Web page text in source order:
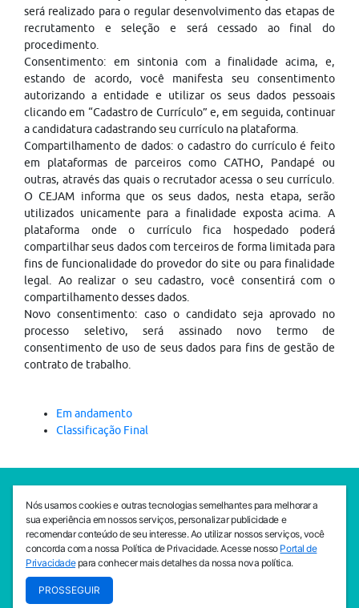
será realizado para o regular desenvolvimento das etapas de
recrutamento e seleção e será cessado ao final do
procedimento.
Consentimento: em sintonia com a finalidade acima, e,
estando de acordo, você manifesta seu consentimento
autorizando a entidade e utilizar os seus dados pessoais
clicando em “Cadastro de Currículo” e, em seguida, continuar
a candidatura cadastrando seu currículo na plataforma.
Compartilhamento de dados: o cadastro do currículo é feito
em plataformas de parceiros como CATHO, Pandapé ou
outras, através das quais o recrutador acessa o seu currículo.
O CEJAM informa que os seus dados, nesta etapa, serão
utilizados unicamente para a finalidade exposta acima. A
plataforma onde o currículo fica hospedado poderá
compartilhar seus dados com terceiros de forma limitada para
fins de funcionalidade do provedor do site ou para finalidade
legal. Ao realizar o seu cadastro, você consentirá com o
compartilhamento desses dados.
Novo consentimento: caso o candidato seja aprovado no
processo seletivo, será assinado novo termo de
consentimento de uso de seus dados para fins de gestão de
contrato de trabalho.
Em andamento
Classificação Final
SEDE CEJAM
Av. da Liberdade, 765, Liberdade, São Paulo, 01503-001
(11) 3469 - 1818
INSTITUTO CEJAM
Av. da Liberdade, 765, Liberdade, São Paulo, 01503-001
Nós usamos cookies e outras tecnologias semelhantes para melhorar a
sua experiência em nossos serviços, personalizar publicidade e
recomendar conteúdo de seu interesse. Ao utilizar nossos serviços, você
concorda com a nossa Política de Privacidade. Acesse nosso Portal de
Privacidadepara conhecer mais detalhes da nossa nova política.
PROSSEGUIR